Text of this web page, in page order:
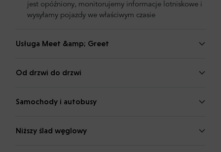
jest opóźniony, monitorujemy informacje lotniskowe i
wysyłamy pojazdy we właściwym czasie
Usługa Meet &amp; Greet
Od drzwi do drzwi
Samochody i autobusy
Niższy ślad węglowy